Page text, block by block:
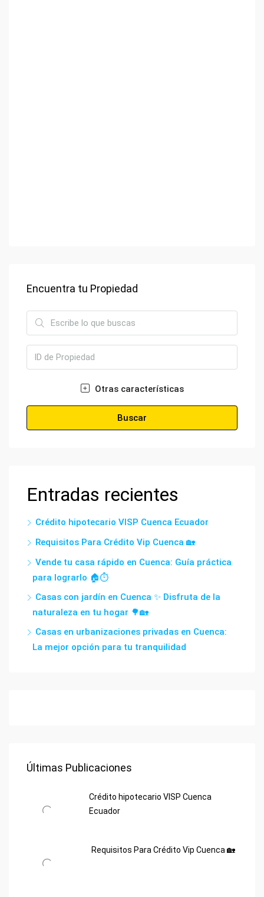
Encuentra tu Propiedad
Otras características
Buscar
Entradas recientes
Crédito hipotecario VISP Cuenca Ecuador
Requisitos Para Crédito Vip Cuenca 🏡
Vende tu casa rápido en Cuenca: Guía práctica
para lograrlo 🏠⏱️
Casas con jardín en Cuenca ✨ Disfruta de la
naturaleza en tu hogar 🌳🏡
Casas en urbanizaciones privadas en Cuenca:
La mejor opción para tu tranquilidad
Últimas Publicaciones
Crédito hipotecario VISP Cuenca
Ecuador
Requisitos Para Crédito Vip Cuenca 🏡